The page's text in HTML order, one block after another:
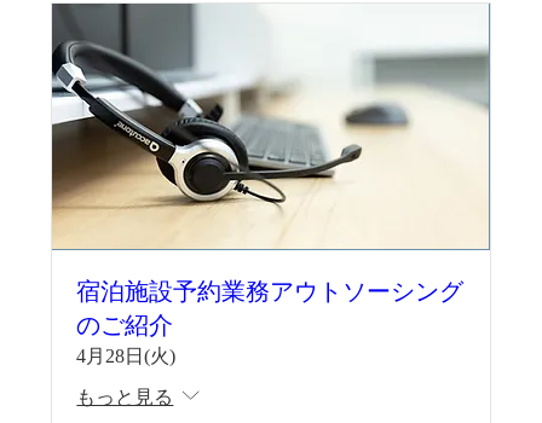
宿泊施設予約業務アウトソーシング
のご紹介
4月28日(火)
もっと見る